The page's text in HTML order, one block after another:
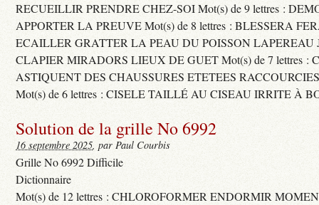
RECUEILLIR PRENDRE CHEZ-SOI Mot(s) de 9 lettres :
APPORTER LA PREUVE Mot(s) de 8 lettres : BLESSERA
ECAILLER GRATTER LA PEAU DU POISSON LAPEREAU
CLAPIER MIRADORS LIEUX DE GUET Mot(s) de 7 lettres :
ASTIQUENT DES CHAUSSURES ETETEES
Mot(s) de 6 lettres : CISELE TAILLÉ AU CISEAU IRRITE À
Solution de la grille No 6992
16 septembre 2025, par Paul Courbis
Grille No 6992 Difficile
Dictionnaire
Mot(s) de 12 lettres : CHLOROFORMER ENDORMIR